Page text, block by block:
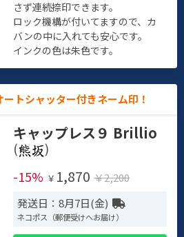
さず連続捺印できます。
ロック機構が付いてますので、カ
バンの中に入れても安心です。
インクの色は朱色です。
トシャッター付きネーム印！
キャップレス９ Brillio
(
)
-15% ￥ 1,870 ￥2,200
発送日：8月7日(金)
ネコポス（郵便受けへお届け）